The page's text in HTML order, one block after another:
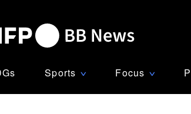
Sports ∨ Focus ∨